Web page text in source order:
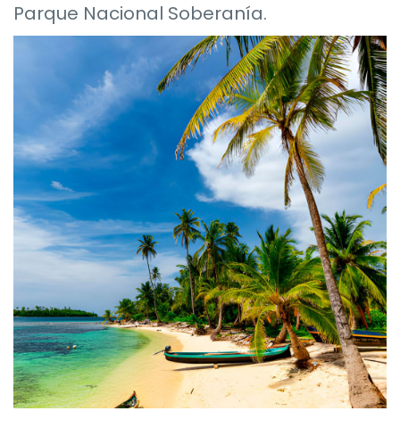
Parque Nacional Soberanía.